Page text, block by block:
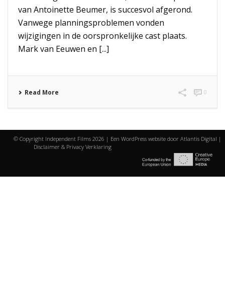
van Antoinette Beumer, is succesvol afgerond.
Vanwege planningsproblemen vonden
wijzigingen in de oorspronkelijke cast plaats.
Mark van Eeuwen en [...]
Read More 0
© Copyright Independent Films 2026 | Een WordPress website door Atlantis Digital |
Disclaimer & Privacy Verklaring